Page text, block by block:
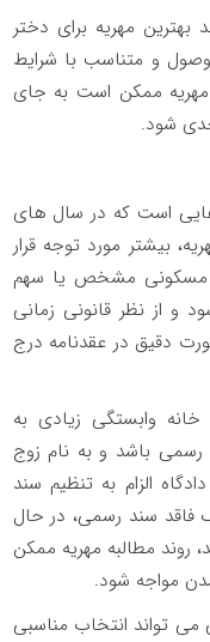
مهریه برای دختر
و متناسب با شرایط
ممکن است به جای
شود.
هایی است که در سال های
بیشتر مورد توجه قرار
مسکونی مشخص یا سهم
و از نظر قانونی زمانی
دقیق در عقدنامه درج
وابستگی زیادی به
باشد و به نام زوج
الزام به تنظیم سند
فاقد سند رسمی، در حال
مطالبه مهریه ممکن
مواجه شود.
تواند انتخاب مناسبی